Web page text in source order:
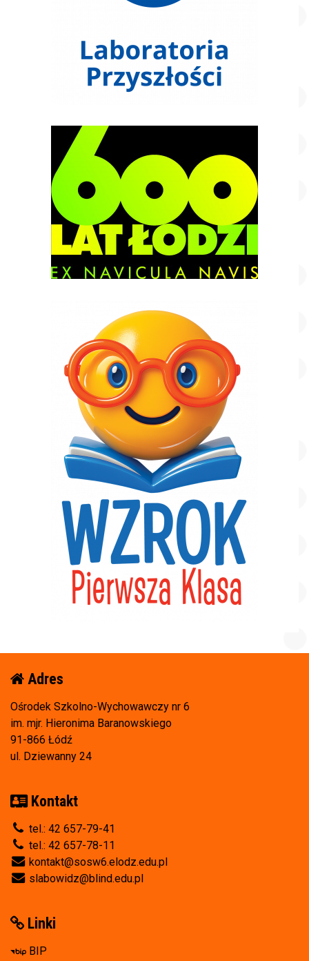
Adres
Ośrodek Szkolno-Wychowawczy nr 6
im. mjr. Hieronima Baranowskiego
91-866 Łódź
ul. Dziewanny 24
Kontakt
tel.: 42 657-79-41
tel.: 42 657-78-11
kontakt@sosw6.elodz.edu.pl
slabowidz@blind.edu.pl
Linki
BIP